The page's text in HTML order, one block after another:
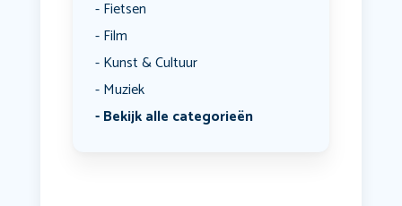
Fietsen
Film
Kunst & Cultuur
Muziek
Bekijk alle categorieën